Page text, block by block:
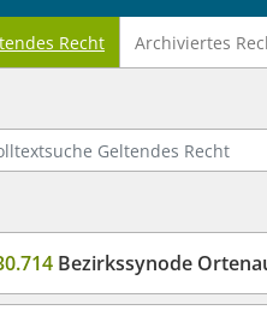
Recht Archiviertes
Geltendes Recht
Bezirkssynode